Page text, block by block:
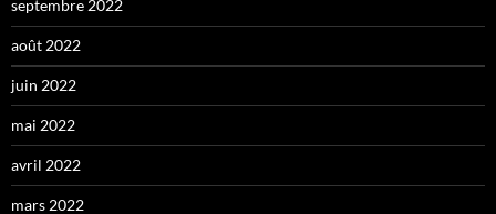
septembre 2022
août 2022
juin 2022
mai 2022
avril 2022
mars 2022